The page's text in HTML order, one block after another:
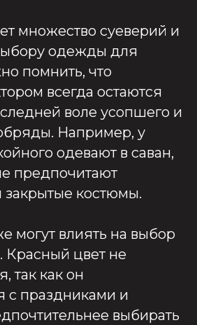
множество суеверий и
одежды для
помнить, что
всегда остаются
воле усопшего и
Например, у
одевают в саван,
предпочитают
костюмы.
могут влиять на выбор
Красный цвет не
так как он
с праздниками и
выбирать